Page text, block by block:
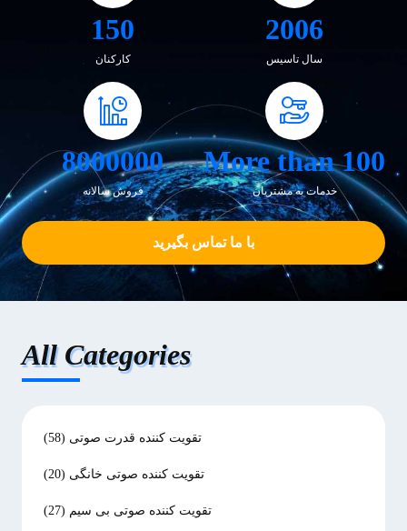
2006
سال تاسیس
150
کارکنان
More than 100
خدمات به مشتریان
8000000
فروش سالانه
با ما تماس بگیرید
All Categories
تقویت کننده قدرت صوتی (58)
تقویت کننده صوتی خانگی (20)
تقویت کننده صوتی بی سیم (27)